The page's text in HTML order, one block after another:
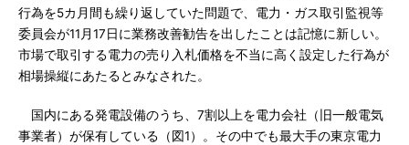
行為を5カ月間も繰り返していた問題で、電力・ガス取引監視等
委員会が11月17日に業務改善勧告を出したことは記憶に新しい。
市場で取引する電力の売り入札価格を不当に高く設定した行為が
相場操縦にあたるとみなされた。
国内にある発電設備のうち、7割以上を電力会社（旧一般電気
事業者）が保有している（図1）。その中でも最大手の東京電力